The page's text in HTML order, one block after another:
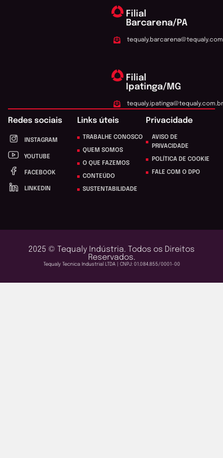
Filial
Barcarena/PA
Filial
Ipatinga/MG
tequaly.ipatinga@tequaly.com.br
Redes sociais
INSTAGRAM
YOUTUBE
FACEBOOK
LINKEDIN
Links úteis
TRABALHE CONOSCO
QUEM SOMOS
O QUE FAZEMOS
CONTEÚDO
SUSTENTABILIDADE
Privacidade
AVISO DE
PRIVACIDADE
POLÍTICA DE COOKIE
FALE COM O DPO
2025 © Tequaly Indústria. Todos os Direitos
Reservados.
Tequaly Tecnica Industrial LTDA | CNPJ: 01.084.855/0001-00